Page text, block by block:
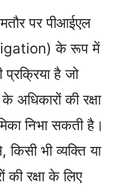
पर पीआईएल
के रूप में
है जो
अधिकारों की रक्षा
निभा सकती है।
भी व्यक्ति या
रक्षा के लिए